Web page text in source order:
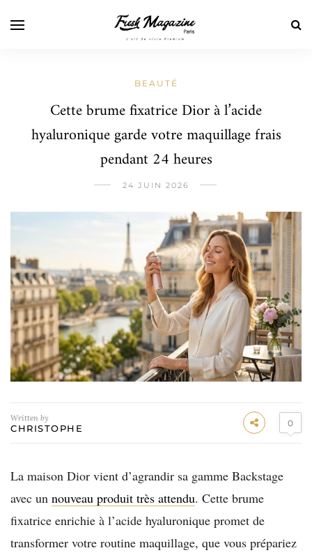
BEAUTÉ
Cette brume fixatrice Dior à l’acide
hyaluronique garde votre maquillage frais
pendant 24 heures
24 JUIN 2026
Written by
CHRISTOPHE 0
La maison Dior vient d’agrandir sa gamme Backstage
avec un nouveau produit très attendu. Cette brume
fixatrice enrichie à l’acide hyaluronique promet de
transformer votre routine maquillage, que vous prépariez